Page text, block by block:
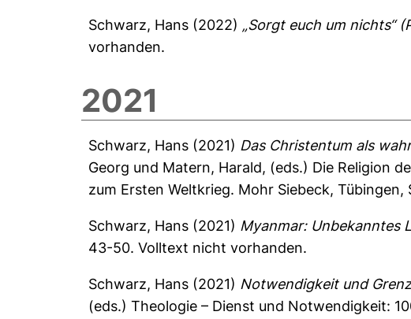
Schwarz, Hans (2022) „Sorgt euch um nichts“
vorhanden.
2021
Schwarz, Hans (2021) Das Christentum als
Georg und Matern, Harald, (eds.) Die Religion
zum Ersten Weltkrieg. Mohr Siebeck,
Schwarz, Hans (2021) Myanmar: Unbekanntes
43-50.Volltext nicht vorhanden.
Schwarz, Hans (2021) Notwendigkeit und
(eds.) Theologie – Dienst und Notwendigkeit: